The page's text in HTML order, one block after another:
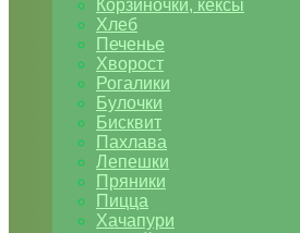
Корзиночки, кексы
Хлеб
Печенье
Хворост
Рогалики
Булочки
Бисквит
Пахлава
Лепешки
Пряники
Пицца
Хачапури